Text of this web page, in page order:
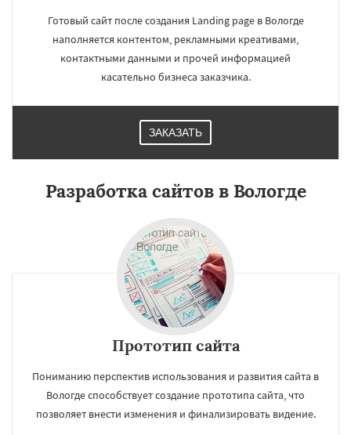
Готовый сайт после создания Landing page в Вологде
наполняется контентом, рекламными креативами,
контактными данными и прочей информацией
касательно бизнеса заказчика.
ЗАКАЗАТЬ
Разработка сайтов в Вологде
Прототип сайта
Пониманию перспектив использования и развития сайта в
Вологде способствует создание прототипа сайта, что
позволяет внести изменения и финализировать видение.